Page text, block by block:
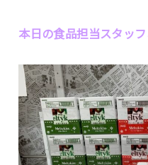
本日の食品担当スタッ